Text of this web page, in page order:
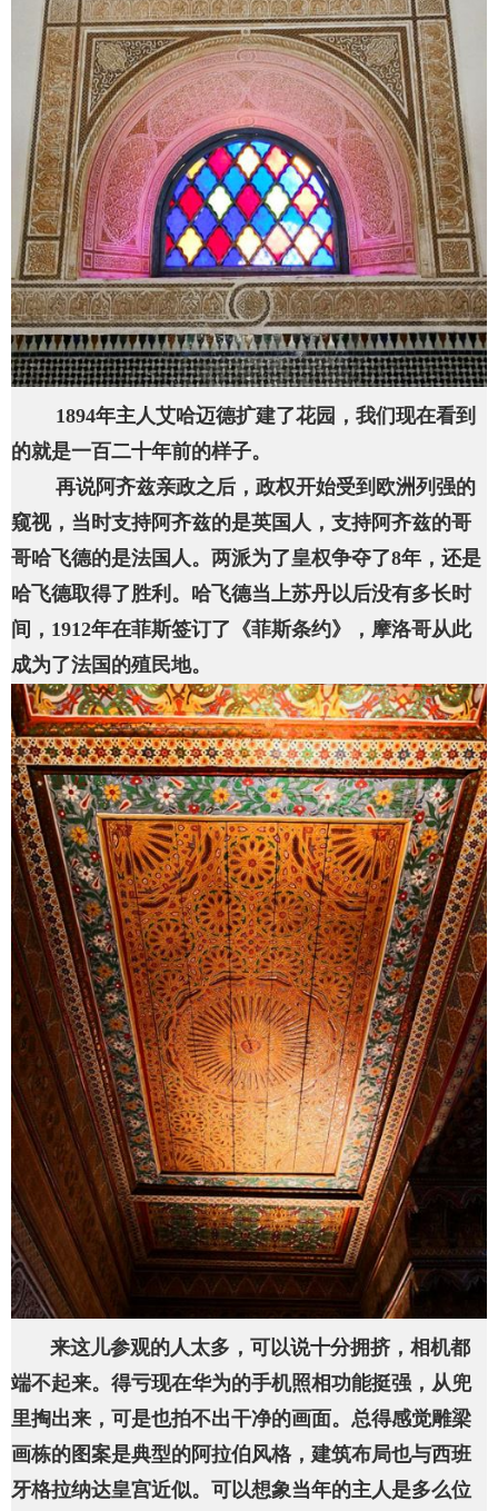
1894年主人艾哈迈德扩建了花园，我们现在看到
的就是一百二十年前的样子。
再说阿齐兹亲政之后，政权开始受到欧洲列强的
窥视，当时支持阿齐兹的是英国人，支持阿齐兹的哥
哥哈飞德的是法国人。两派为了皇权争夺了8年，还是
哈飞德取得了胜利。哈飞德当上苏丹以后没有多长时
间，1912年在菲斯签订了《菲斯条约》，摩洛哥从此
成为了法国的殖民地。
来这儿参观的人太多，可以说十分拥挤，相机都
端不起来。得亏现在华为的手机照相功能挺强，从兜
里掏出来，可是也拍不出干净的画面。总得感觉雕梁
画栋的图案是典型的阿拉伯风格，建筑布局也与西班
牙格拉纳达皇宫近似。可以想象当年的主人是多么位